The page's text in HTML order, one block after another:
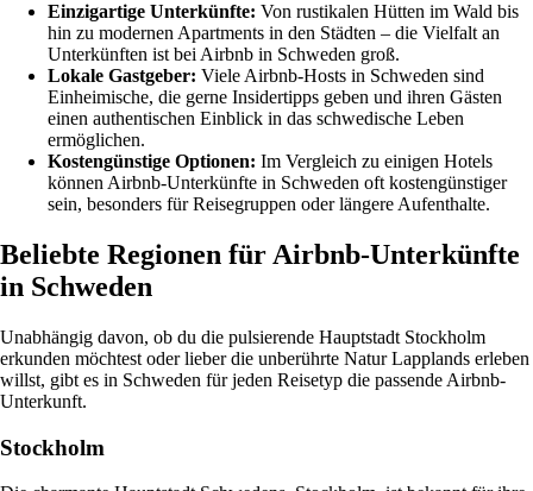
Einzigartige Unterkünfte: Von rustikalen Hütten im Wald bis
hin zu modernen Apartments in den Städten – die Vielfalt an
Unterkünften ist bei Airbnb in Schweden groß.
Lokale Gastgeber: Viele Airbnb-Hosts in Schweden sind
Einheimische, die gerne Insidertipps geben und ihren Gästen
einen authentischen Einblick in das schwedische Leben
ermöglichen.
Kostengünstige Optionen: Im Vergleich zu einigen Hotels
können Airbnb-Unterkünfte in Schweden oft kostengünstiger
sein, besonders für Reisegruppen oder längere Aufenthalte.
Beliebte Regionen für Airbnb-Unterkünfte
in Schweden
Unabhängig davon, ob du die pulsierende Hauptstadt Stockholm
erkunden möchtest oder lieber die unberührte Natur Lapplands erleben
willst, gibt es in Schweden für jeden Reisetyp die passende Airbnb-
Unterkunft.
Stockholm